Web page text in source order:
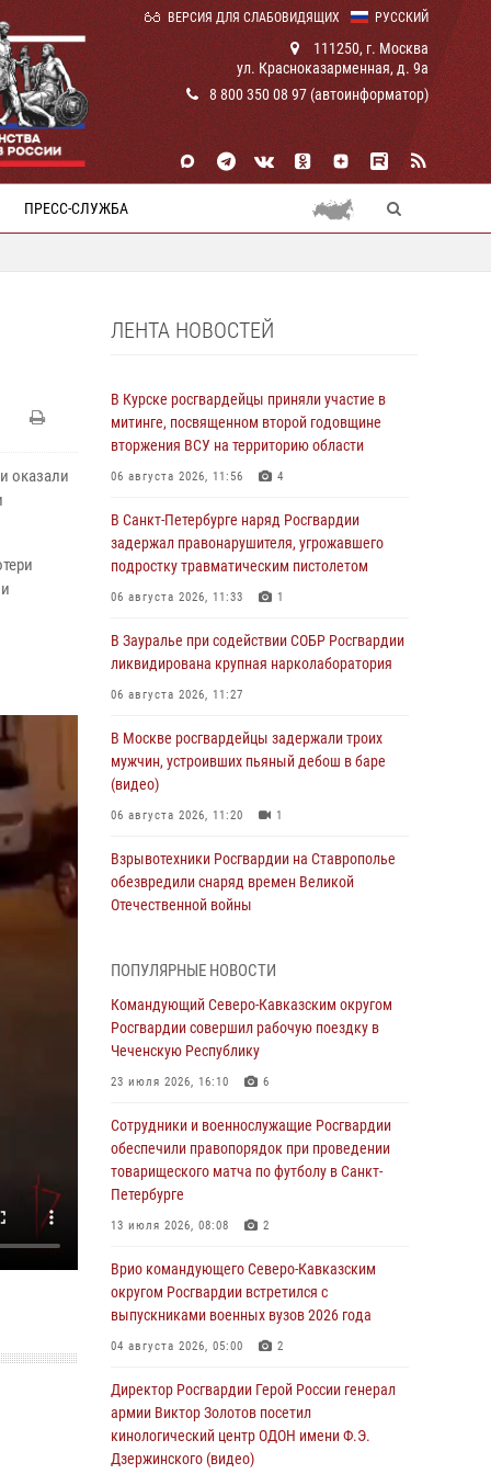
РУССКИЙ
ВЕРСИЯ ДЛЯ СЛАБОВИДЯЩИХ
111250, г. Москва
ул. Красноказарменная, д. 9а
8 800 350 08 97 (автоинформатор)
ПРЕСС-СЛУЖБА
оказали
ЛЕНТА НОВОСТЕЙ
В Курске росгвардейцы приняли участие в
митинге, посвященном второй годовщине
вторжения ВСУ на территорию области
06 августа 2026, 11:56 4
В Санкт-Петербурге наряд Росгвардии
задержал правонарушителя, угрожавшего
подростку травматическим пистолетом
06 августа 2026, 11:33 1
В Зауралье при содействии СОБР Росгвардии
ликвидирована крупная нарколаборатория
06 августа 2026, 11:27
В Москве росгвардейцы задержали троих
мужчин, устроивших пьяный дебош в баре
(видео)
06 августа 2026, 11:20 1
Взрывотехники Росгвардии на Ставрополье
обезвредили снаряд времен Великой
Отечественной войны
Подвиги героев‑росгвардейцев увековечили
в новой музейной экспозиции белгородского
музея‑диорамы «Курская битва.
Белгородское направление»
06 августа 2026, 10:30
Охрану общественного порядка и
безопасность на футбольном матче в Москве
обеспечила Росгвардия (видео)
06 августа 2026, 10:13
запрещенных веществ задержаны в
Дагестане при силовой поддержке
Росгвардии
06 августа 2026, 09:00
В Югре при силовой поддержке ОМОН
Росгвардии задержаны подозреваемые в
страховом мошенничестве
06 августа 2026, 08:56
ПОПУЛЯРНЫЕ НОВОСТИ
Командующий Северо-Кавказским округом
Росгвардии совершил рабочую поездку в
Чеченскую Республику
23 июля 2026, 16:10 6
Сотрудники и военнослужащие Росгвардии
обеспечили правопорядок при проведении
товарищеского матча по футболу в Санкт-
Петербурге
13 июля 2026, 08:08 2
Врио командующего Северо-Кавказским
округом Росгвардии встретился с
выпускниками военных вузов 2026 года
04 августа 2026, 05:00 2
Директор Росгвардии Герой России генерал
армии Виктор Золотов посетил
кинологический центр ОДОН имени Ф.Э.
Дзержинского (видео)